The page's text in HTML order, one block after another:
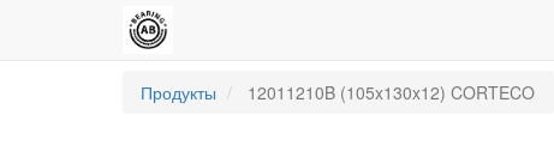
Продукты 12011210B (105x130x12) CORTECO